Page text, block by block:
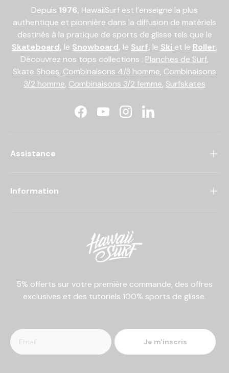
Depuis 1976, HawaiiSurf est l’enseigne la plus
authentique et pionnière dans la diffusion de matériels
destinés à la pratique de sports de glisse tels que le
Skateboard, le Snowboard, le Surf, le Ski et le Roller.
Découvrez nos tops collections : Planches de Surf,
Skate Shoes, Combinaisons 4/3 homme, Combinaisons
3/2 homme, Combinaisons 3/2 femme, Surfskates
FacebookYouTubeInstagramLinkedIn
Assistance
Information
5% offerts sur votre première commande, des offres
exclusives et des tutoriels 100% sports de glisse.
Je m'inscris